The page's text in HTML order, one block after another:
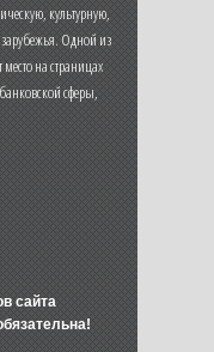
культурную,
Одной из
на страницах
сферы,
сайта